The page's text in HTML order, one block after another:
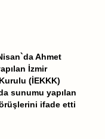
Ahmet
İzmir
(İEKKK)
sunumu yapılan
ifade etti